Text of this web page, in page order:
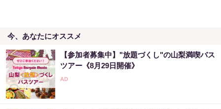
今、あなたにオススメ
【参加者募集中】"放題づくし"の山梨満喫バス
ツアー《8月29日開催》